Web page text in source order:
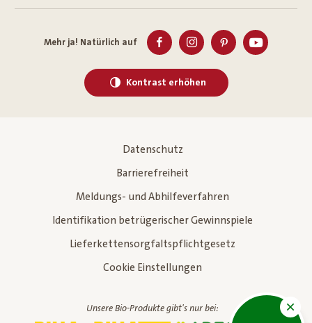
Mehr ja! Natürlich auf
Kontrast erhöhen
Datenschutz
Barrierefreiheit
Meldungs- und Abhilfeverfahren
Identifikation betrügerischer Gewinnspiele
Lieferkettensorgfaltspflichtgesetz
Cookie Einstellungen
Unsere Bio-Produkte gibt's nur bei: